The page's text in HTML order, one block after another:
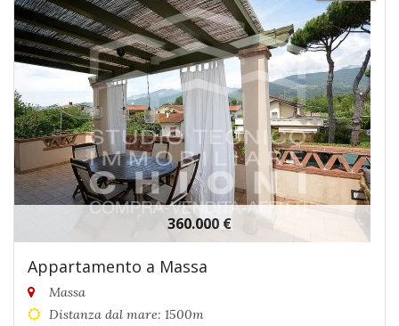
360.000 €
Appartamento a Massa
Massa
Distanza dal mare: 1500m